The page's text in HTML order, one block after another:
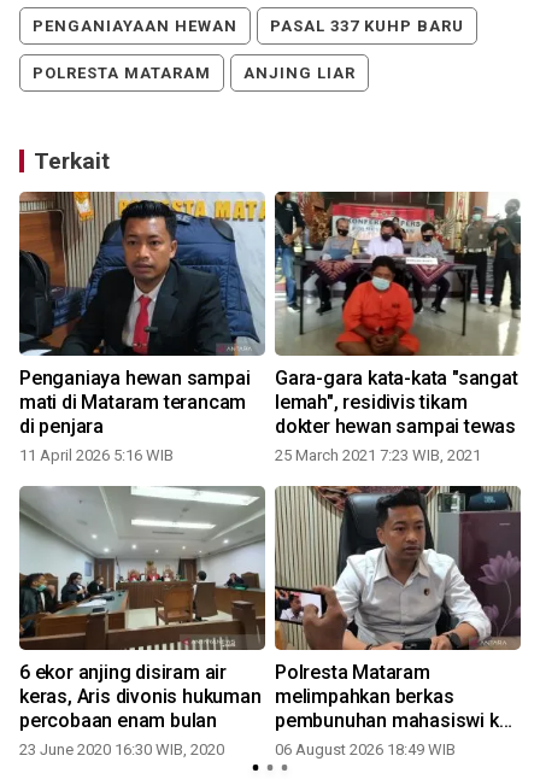
PENGANIAYAAN HEWAN PASAL 337 KUHP BARU
POLRESTA MATARAM ANJING LIAR
Terkait
Penganiaya hewan sampai
mati di Mataram terancam
di penjara
11 April 2026 5:16 WIB
Gara-gara kata-kata "sangat
lemah", residivis tikam
dokter hewan sampai tewas
25 March 2021 7:23 WIB, 2021
6 ekor anjing disiram air
keras, Aris divonis hukuman
percobaan enam bulan
23 June 2020 16:30 WIB, 2020
Polresta Mataram
melimpahkan berkas
pembunuhan mahasiswi ke
jaksa
06 August 2026 18:49 WIB